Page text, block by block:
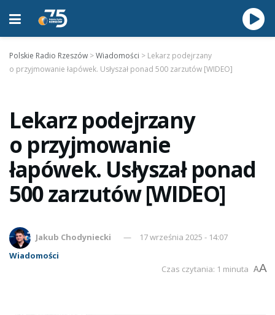
Polskie Radio Rzeszów >Wiadomości > Lekarz podejrzany
o przyjmowanie łapówek. Usłyszał ponad 500 zarzutów [WIDEO]
Lekarz podejrzany
o przyjmowanie
łapówek. Usłyszał ponad
500 zarzutów [WIDEO]
Jakub Chodyniecki
17 września 2025 - 14:07
Wiadomości
Czas czytania: 1 minuta AA